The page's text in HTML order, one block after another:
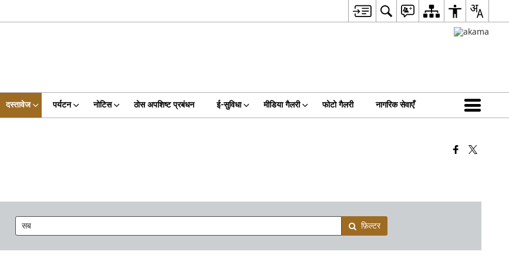
दस्तावेज पर्यटन नोटिस ठोस अपशिष्ट प्रबंधन ई-सुविधा मीडिया गैलरी फोटो गैलरी नागरिक सेवाएँ
फ़िल्टर